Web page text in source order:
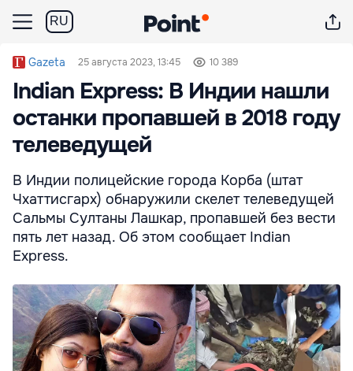
RU
Gazeta 25 августа 2023, 13:45 10 389
Indian Express: В Индии нашли
останки пропавшей в 2018 году
телеведущей
В Индии полицейские города Корба (штат
Чхаттисгарх) обнаружили скелет телеведущей
Сальмы Султаны Лашкар, пропавшей без вести
пять лет назад. Об этом сообщает Indian
Express.